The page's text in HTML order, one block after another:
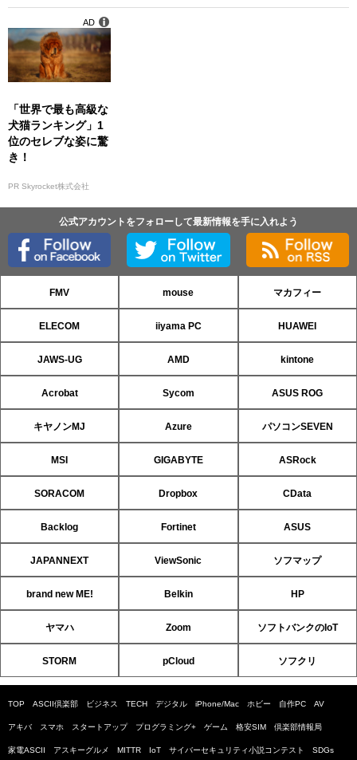
「世界で最も高級な
犬猫ランキング」1
位のセレブな姿に驚
き！
PR Skyrocket株式会社
AD
公式アカウントをフォローして最新情報を手に入れよう
FMV mouse マカフィー
ELECOM iiyama PC HUAWEI
JAWS-UG AMD kintone
Acrobat Sycom ASUS ROG
キヤノンMJ Azure パソコンSEVEN
MSI GIGABYTE ASRock
SORACOM Dropbox CData
Backlog Fortinet ASUS
JAPANNEXT ViewSonic ソフマップ
brand new ME! Belkin HP
ヤマハ Zoom ソフトバンクのIoT
STORM pCloud ソフクリ
TOP ASCII倶楽部 ビジネス TECH デジタル iPhone/Mac ホビー 自作PC AV
アキバ スマホ スタートアップ プログラミング+ ゲーム 格安SIM 倶楽部情報局
家電ASCII アスキーグルメ MITTR IoT サイバーセキュリティ小説コンテスト SDGs